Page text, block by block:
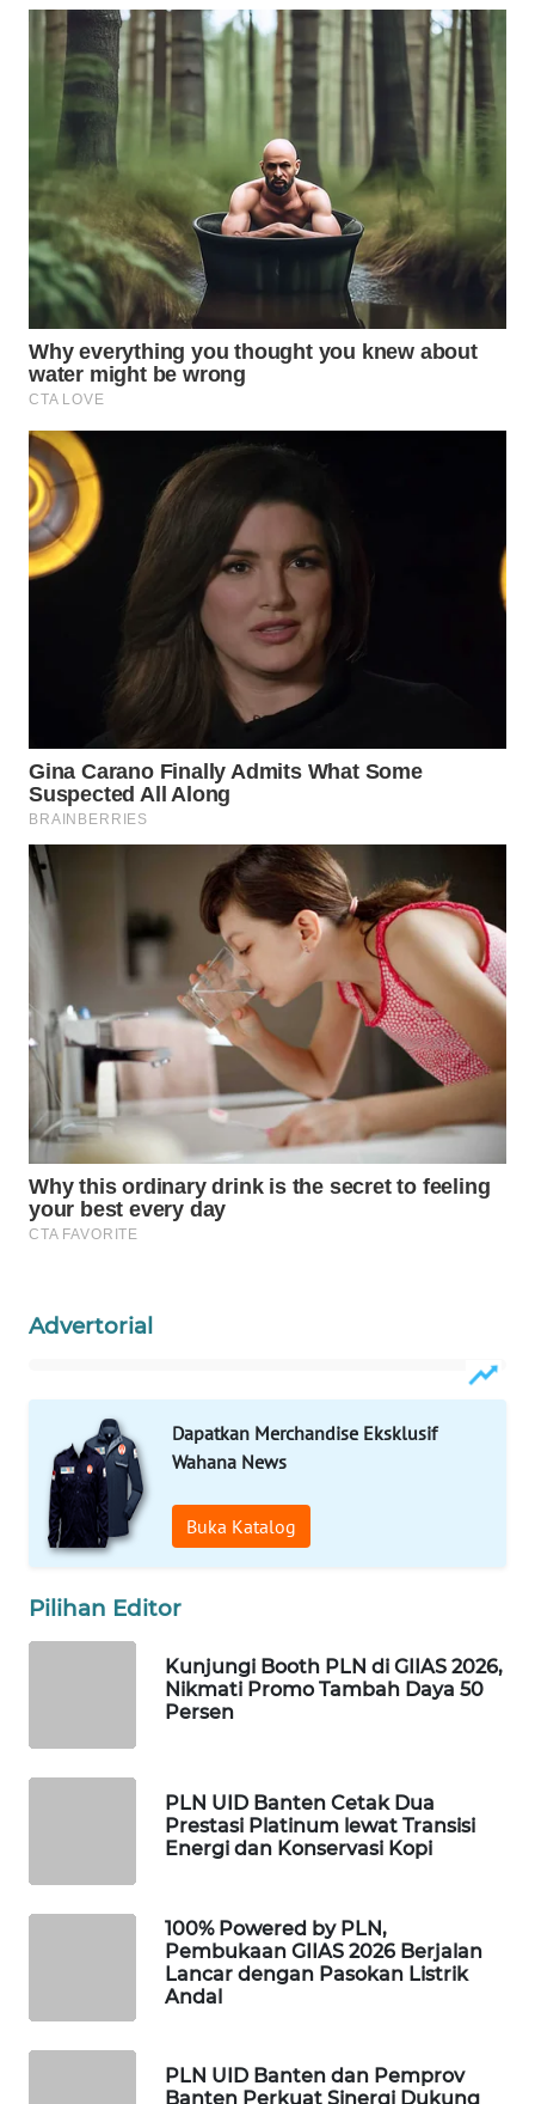
Advertorial
Dapatkan Merchandise Eksklusif
Wahana News
Buka Katalog
Pilihan Editor
Kunjungi Booth PLN di GIIAS 2026,
Nikmati Promo Tambah Daya 50
Persen
PLN UID Banten Cetak Dua
Prestasi Platinum lewat Transisi
Energi dan Konservasi Kopi
100% Powered by PLN,
Pembukaan GIIAS 2026 Berjalan
Lancar dengan Pasokan Listrik
Andal
PLN UID Banten dan Pemprov
Banten Perkuat Sinergi Dukung
Wahana
Media
Group
WAHANA
NEWS
WAHANA
TANI
WAHANA
ADVOKAT
WAHANA
INFRASTRUKTUR
WAHANA
KONSUMEN
WAHANA
LISTRIK
TV
WAHANANEWS
ID
WAHANANEWS
NET
WAHANA
SPORT
WAHANA
UMKM
WAHANA
OTOMOTIF
WAHANA
HEALTH
WAHANA
DESA
WAHANA
KELISTRIKAN